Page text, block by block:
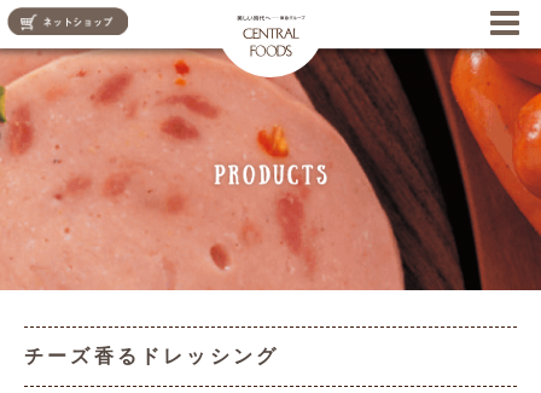
チーズ香るドレッシング